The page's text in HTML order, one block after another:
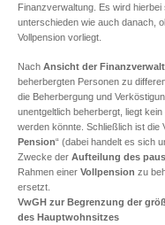
Finanzverwaltung. Es wird hierbei
unterschieden wie auch danach,
Vollpension vorliegt.
Nach Ansicht der
beherbergten Personen zu
die Beherbergung und
unentgeltlich beherbergt, liegt
werden könnte. Schließlich ist die
Pension“ (dabei handelt es sich
Zwecke der Aufteilung des
Rahmen einer Vollpension zu
ersetzt.
VwGH zur Begrenzung der
des Hauptwohnsitzes